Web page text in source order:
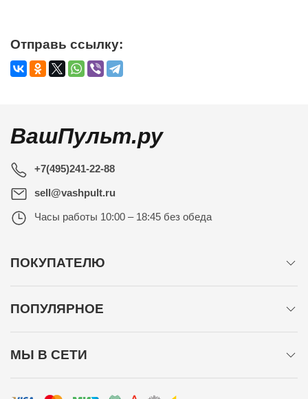
Отправь ссылку:
ВашПульт.ру
+7(495)241-22-88
sell@vashpult.ru
Часы работы 10:00 – 18:45 без обеда
ПОКУПАТЕЛЮ
ПОПУЛЯРНОЕ
МЫ В СЕТИ